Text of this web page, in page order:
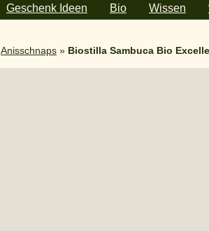
Geschenk Ideen Bio Wissen
Anisschnaps» Biostilla Sambuca Bio